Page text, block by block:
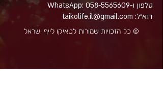
טלפון ו-WhatsApp: 058-5565609
דוא״ל: taikolife.il@gmail.com
© כל הזכויות שמורות לטאיקו לייף ישראל